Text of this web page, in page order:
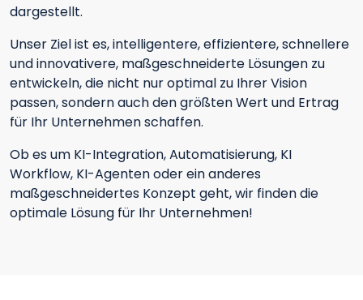
dargestellt.
Unser Ziel ist es, intelligentere, effizientere, schnellere
und innovativere, maßgeschneiderte Lösungen zu
entwickeln, die nicht nur optimal zu Ihrer Vision
passen, sondern auch den größten Wert und Ertrag
für Ihr Unternehmen schaffen.
Ob es um KI-Integration, Automatisierung, KI
Workflow, KI-Agenten oder ein anderes
maßgeschneidertes Konzept geht, wir finden die
optimale Lösung für Ihr Unternehmen!